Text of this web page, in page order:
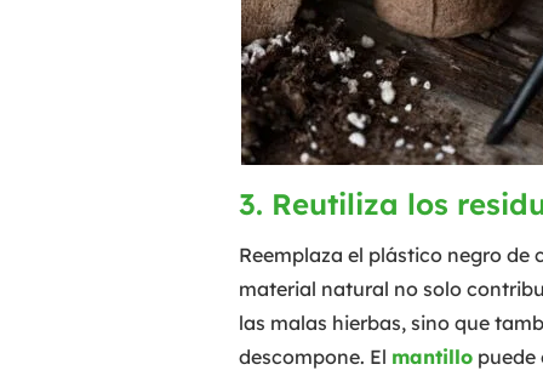
3. Reutiliza los
Reemplaza el plástico negro
material natural no solo
las malas hierbas, sino que
descompone. El mantillo puede